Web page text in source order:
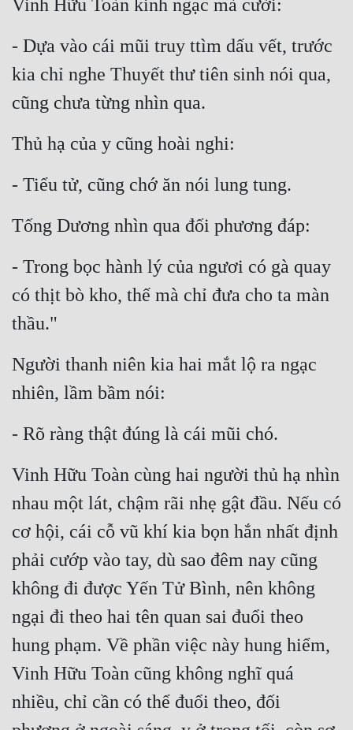
Vinh Hữu Toàn kinh ngạc mà cười:
- Dựa vào cái mũi truy ttìm dấu vết, trước
kia chỉ nghe Thuyết thư tiên sinh nói qua,
cũng chưa từng nhìn qua.
Thủ hạ của y cũng hoài nghi:
- Tiểu tử, cũng chớ ăn nói lung tung.
Tống Dương nhìn qua đối phương đáp:
- Trong bọc hành lý của ngươi có gà quay
có thịt bò kho, thế mà chỉ đưa cho ta màn
thầu."
Người thanh niên kia hai mắt lộ ra ngạc
nhiên, lầm bầm nói:
- Rõ ràng thật đúng là cái mũi chó.
Vinh Hữu Toàn cùng hai người thủ hạ nhìn
nhau một lát, chậm rãi nhẹ gật đầu. Nếu có
cơ hội, cái cỗ vũ khí kia bọn hắn nhất định
phải cướp vào tay, dù sao đêm nay cũng
không đi được Yến Tử Bình, nên không
ngại đi theo hai tên quan sai đuổi theo
hung phạm. Về phần việc này hung hiểm,
Vinh Hữu Toàn cũng không nghĩ quá
nhiều, chỉ cần có thể đuổi theo, đối